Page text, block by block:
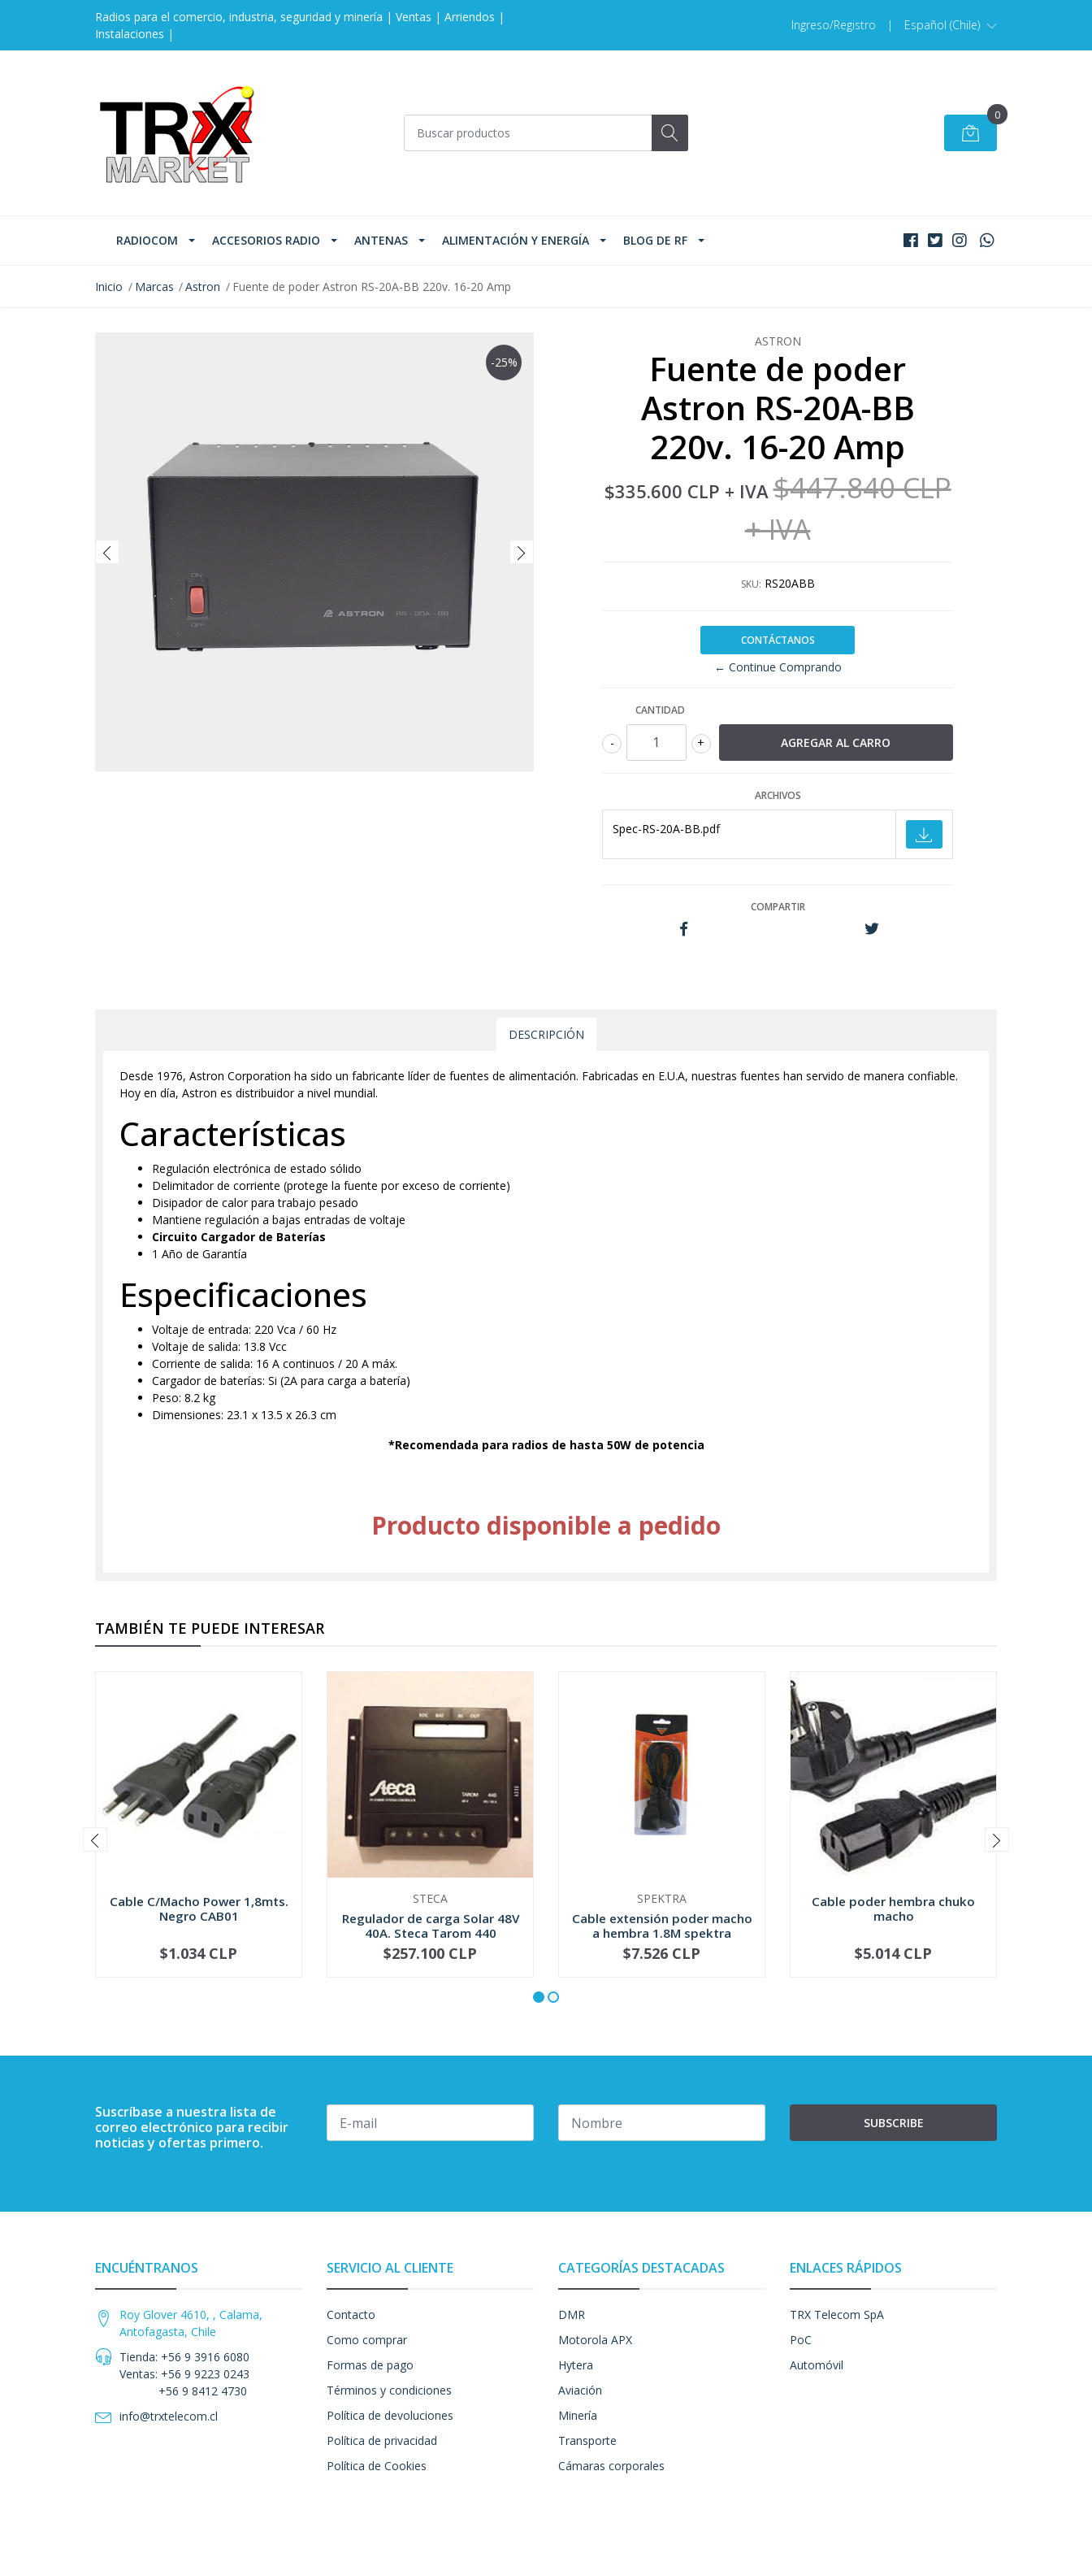
Radios para el comercio, industria, seguridad y minería | Ventas | Arriendos |
Instalaciones |
Ingreso/Registro | Español (Chile)
0
RADIOCOM ACCESORIOS RADIO ANTENAS ALIMENTACIÓN Y ENERGÍA BLOG DE RF
Inicio Marcas Astron Fuente de poder Astron RS-20A-BB 220v. 16-20 Amp
-25%
ASTRON
Fuente de poder
Astron RS-20A-BB
220v. 16-20 Amp
$335.600 CLP + IVA $447.840 CLP
+ IVA
SKU: RS20ABB
CONTÁCTANOS
← Continue Comprando
CANTIDAD
+
-
ARCHIVOS
Spec-RS-20A-BB.pdf
COMPARTIR
DESCRIPCIÓN
Desde 1976, Astron Corporation ha sido un fabricante líder de fuentes de alimentación. Fabricadas en E.U.A, nuestras fuentes han servido de manera confiable.
Hoy en día, Astron es distribuidor a nivel mundial.
Características
Regulación electrónica de estado sólido
Delimitador de corriente (protege la fuente por exceso de corriente)
Disipador de calor para trabajo pesado
Mantiene regulación a bajas entradas de voltaje
Circuito Cargador de Baterías
1 Año de Garantía
Especificaciones
Voltaje de entrada: 220 Vca / 60 Hz
Voltaje de salida: 13.8 Vcc
Corriente de salida: 16 A continuos / 20 A máx.
Cargador de baterías: Si (2A para carga a batería)
Peso: 8.2 kg
Dimensiones: 23.1 x 13.5 x 26.3 cm
*Recomendada para radios de hasta 50W de potencia
Producto disponible a pedido
TAMBIÉN TE PUEDE INTERESAR
Cable C/Macho Power 1,8mts.
Negro CAB01
+
$1.034 CLP
STECA
Regulador de carga Solar 48V
40A. Steca Tarom 440
+
$257.100 CLP
SPEKTRA
Cable extensión poder macho
a hembra 1.8M spektra
+
$7.526 CLP
Cable poder hembra chuko
macho
+
$5.014 CLP
Suscríbase a nuestra lista de
correo electrónico para recibir
noticias y ofertas primero.
SUBSCRIBE
ENCUÉNTRANOS
Roy Glover 4610, , Calama,
Antofagasta, Chile
Tienda: +56 9 3916 6080
Ventas: +56 9 9223 0243
+56 9 8412 4730
info@trxtelecom.cl
SERVICIO AL CLIENTE
Contacto
Como comprar
Formas de pago
Términos y condiciones
Política de devoluciones
Política de privacidad
Política de Cookies
CATEGORÍAS DESTACADAS
DMR
Motorola APX
Hytera
Aviación
Minería
Transporte
Cámaras corporales
ENLACES RÁPIDOS
TRX Telecom SpA
PoC
Automóvil